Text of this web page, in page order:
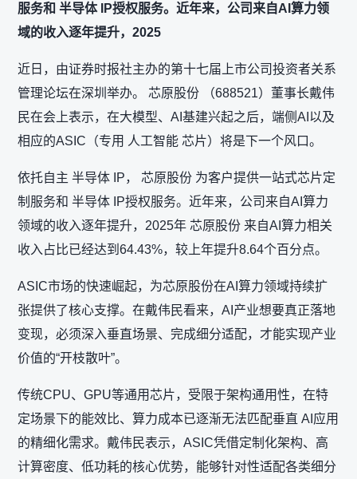
服务和 半导体 IP授权服务。近年来，公司来自AI算力领
域的收入逐年提升，2025
近日，由证券时报社主办的第十七届上市公司投资者关系
管理论坛在深圳举办。 芯原股份 （688521）董事长戴伟
民在会上表示，在大模型、AI基建兴起之后，端侧AI以及
相应的ASIC（专用 人工智能 芯片）将是下一个风口。
依托自主 半导体 IP， 芯原股份 为客户提供一站式芯片定
制服务和 半导体 IP授权服务。近年来，公司来自AI算力
领域的收入逐年提升，2025年 芯原股份 来自AI算力相关
收入占比已经达到64.43%，较上年提升8.64个百分点。
ASIC市场的快速崛起，为芯原股份在AI算力领域持续扩
张提供了核心支撑。在戴伟民看来，AI产业想要真正落地
变现，必须深入垂直场景、完成细分适配，才能实现产业
价值的“开枝散叶”。
传统CPU、GPU等通用芯片，受限于架构通用性，在特
定场景下的能效比、算力成本已逐渐无法匹配垂直 AI应用
的精细化需求。戴伟民表示，ASIC凭借定制化架构、高
计算密度、低功耗的核心优势，能够针对性适配各类细分